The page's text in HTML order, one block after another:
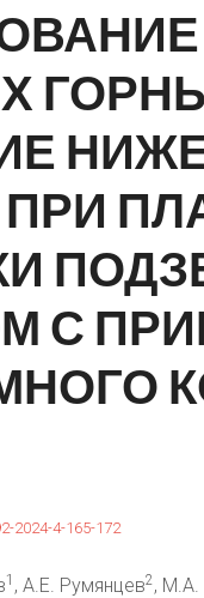
ПРИ
С
2024-4-165-172
1 , А.Е. Румянцев2, М.А.